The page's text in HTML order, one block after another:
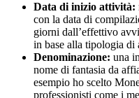
Data di inizio attività:
con la data di
giorni dall’effettivo
in base alla tipologia
Denominazione: una
nome di fantasia da
esempio ho scelto
professionisti come i